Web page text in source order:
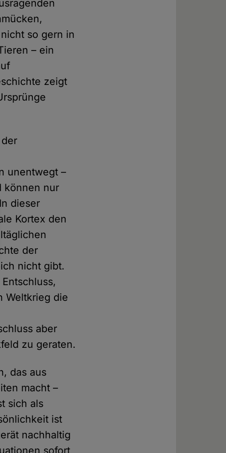
so gern in
– ein
zeigt
unentwegt –
können nur
dieser
Kortex den
der
nicht gibt.
Weltkrieg die
aber
zu geraten.
das aus
macht –
sich als
ist
nachhaltig